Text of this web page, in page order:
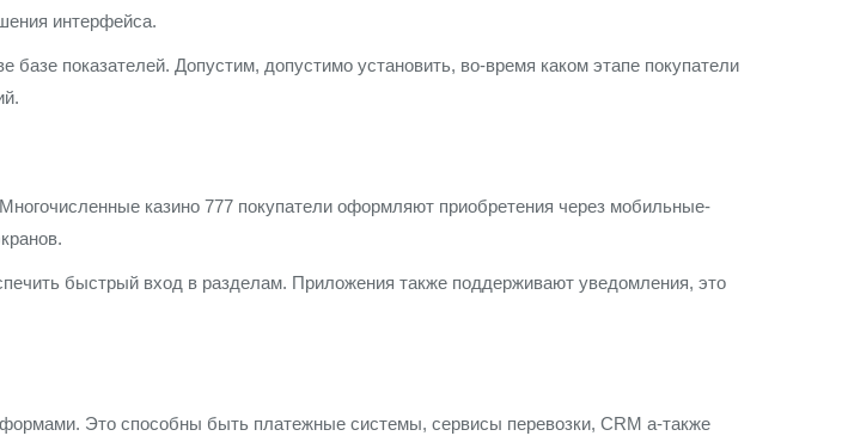
интерфейса.
показателей. Допустим, допустимо установить, во-время каком этапе покупатели
казино 777 покупатели оформляют приобретения через мобильные-
быстрый вход в разделам. Приложения также поддерживают уведомления, это
Это способны быть платежные системы, сервисы перевозки, CRM а-также